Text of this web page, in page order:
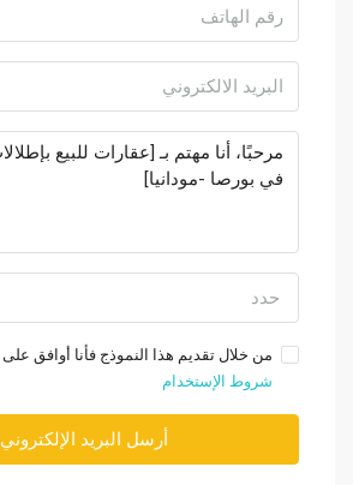
حدد
من خلال تقديم هذا النموذج فأنا أوافق على
شروط الإستخدام
أرسل البريد الإلكتروني